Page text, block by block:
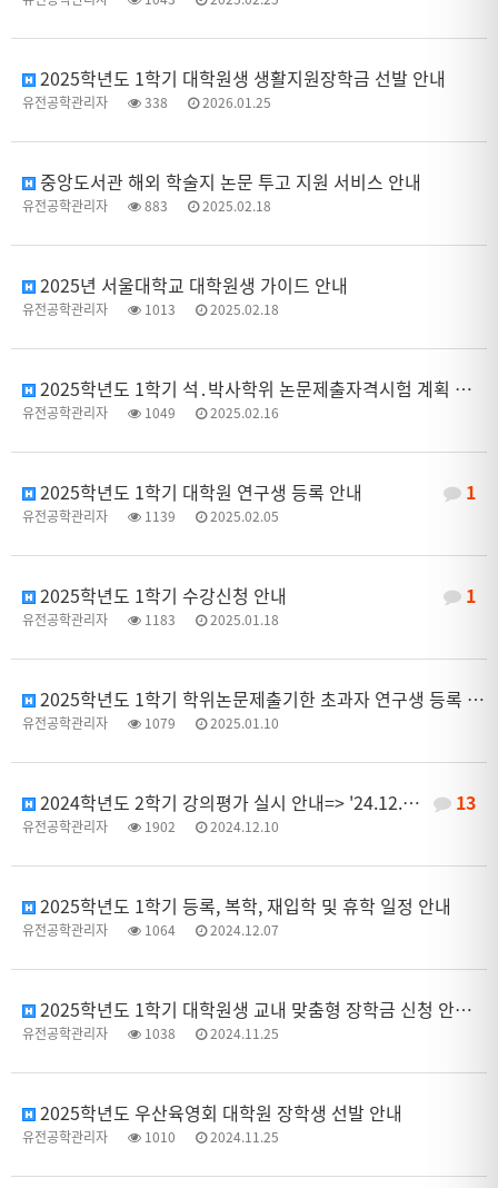
2025학년도 1학기 대학원생 생활지원장학금 선발 안내
유전공학관리자 338 2026.01.25
중앙도서관 해외 학술지 논문 투고 지원 서비스 안내
유전공학관리자 883 2025.02.18
2025년 서울대학교 대학원생 가이드 안내
유전공학관리자 1013 2025.02.18
2025학년도 1학기 석․박사학위 논문제출자격시험 계획 안내
유전공학관리자 1049 2025.02.16
1
2025학년도 1학기 대학원 연구생 등록 안내
유전공학관리자 1139 2025.02.05
1
2025학년도 1학기 수강신청 안내
유전공학관리자 1183 2025.01.18
2025학년도 1학기 학위논문제출기한 초과자 연구생 등록 신청 안내=> 2025.1.17.(금)까지
유전공학관리자 1079 2025.01.10
13
2024학년도 2학기 강의평가 실시 안내=> '24.12.27.(금)까지
유전공학관리자 1902 2024.12.10
2025학년도 1학기 등록, 복학, 재입학 및 휴학 일정 안내
유전공학관리자 1064 2024.12.07
2025학년도 1학기 대학원생 교내 맞춤형 장학금 신청 안내=> 2024. 12. 13.(금) 18:00까지
유전공학관리자 1038 2024.11.25
2025학년도 우산육영회 대학원 장학생 선발 안내
유전공학관리자 1010 2024.11.25